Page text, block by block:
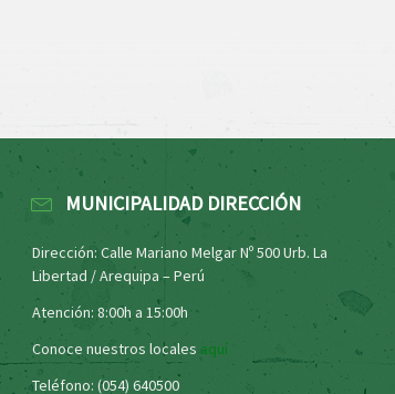
MUNICIPALIDAD DIRECCIÓN
Dirección: Calle Mariano Melgar Nº 500 Urb. La
Libertad / Arequipa – Perú
Atención: 8:00h a 15:00h
Conoce nuestros locales aquí
Teléfono: (054) 640500